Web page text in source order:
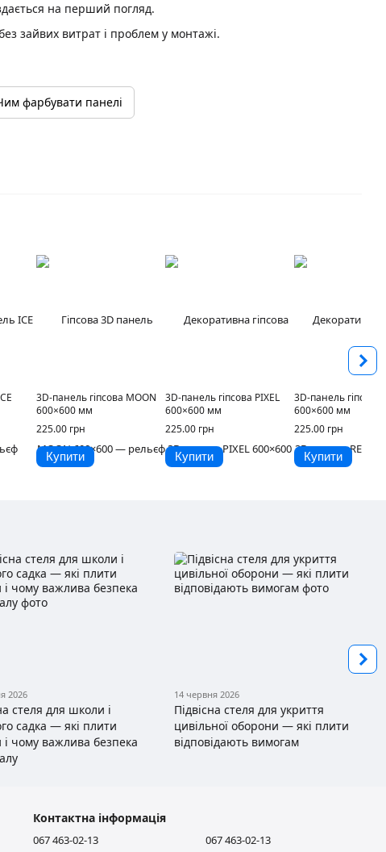
на перший погляд.
зайвих витрат і проблем у монтажі.
фарбувати панелі
3D-панель гіпсова MOON
600×600 мм
225.00 грн
Купити
3D-панель гіпсова PIXEL
600×600 мм
225.00 грн
Купити
3D-панель гіпсова
600×600 мм
225.00 грн
Купити
2026
стеля для школи і
садка — які плити
і чому важлива безпека
14 червня 2026
Підвісна стеля для укриття
цивільної оборони — які плити
відповідають вимогам
Контактна інформація
067 463-02-13 067 463-02-13